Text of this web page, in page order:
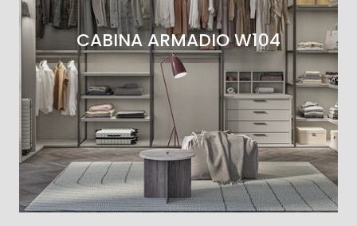
CABINA ARMADIO W104